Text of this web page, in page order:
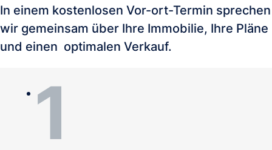
In einem kostenlosen Vor-ort-Termin sprechen
wir gemeinsam über Ihre Immobilie, Ihre Pläne
und einen  optimalen Verkauf.